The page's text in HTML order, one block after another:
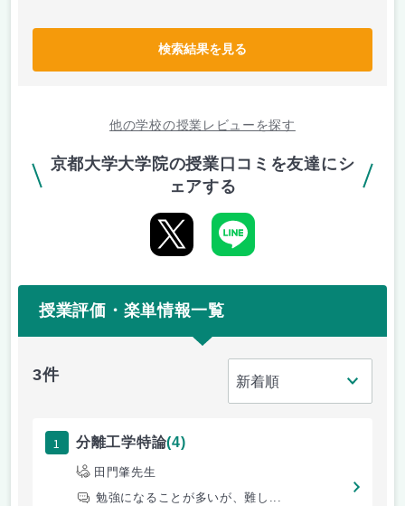
検索結果を見る
他の学校の授業レビューを探す
京都大学大学院の授業口コミを友達にシ
ェアする
授業評価・楽単情報一覧
3件
1 分離工学特論(4)
田門肇先生
勉強になることが多いが、難し...